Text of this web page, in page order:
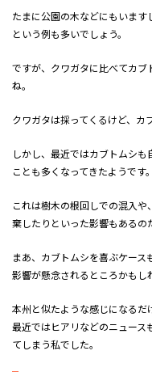
たまに公園の木などにもいま
という例も多いでしょう。
ですが、クワガタに比べてカブ
ね。
クワガタは採ってくるけど、カ
しかし、最近ではカブトムシ
ことも多くなってきたようです。
これは樹木の根回しでの混入
棄したりといった影響もあるの
まあ、カブトムシを喜ぶケー
影響が懸念されるところかもし
本州と似たような感じになるだ
最近ではヒアリなどのニュース
てしまう私でした。